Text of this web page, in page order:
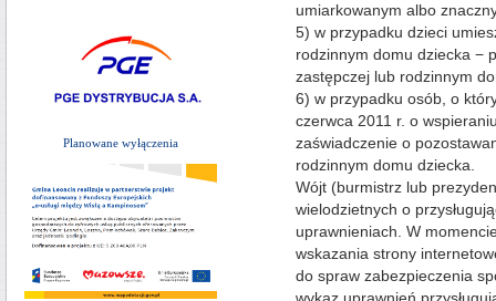
Planowane wyłączenia
umiarkowanym albo
5) w przypadku dzieci
rodzinnym domu dziecka −
zastępczej lub rodzinnym
6) w przypadku osób, o
czerwca 2011 r. o
zaświadczenie o
rodzinnym domu dziecka.
Wójt (burmistrz lub
wielodzietnych o
uprawnieniach. W
wskazania strony
do spraw zabezpieczenia